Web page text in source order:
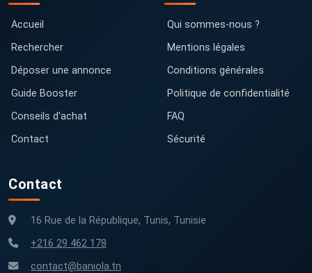
Accueil
Rechercher
Déposer une annonce
Guide Booster
Conseils d'achat
Contact
Qui sommes-nous ?
Mentions légales
Conditions générales
Politique de confidentialité
FAQ
Sécurité
Contact
16 Rue de la République, Tunis, Tunisie
+216 29 462 178
contact@baniola.tn